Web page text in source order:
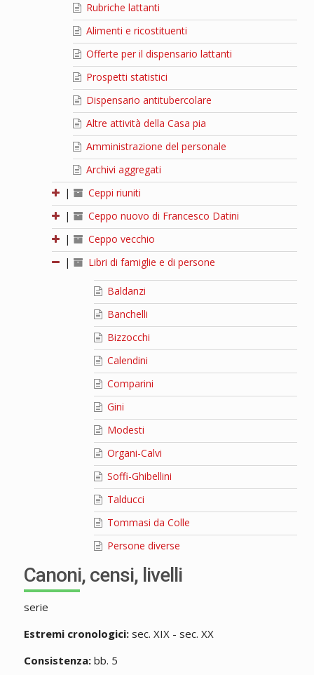
Rubriche lattanti
Alimenti e ricostituenti
Offerte per il dispensario lattanti
Prospetti statistici
Dispensario antitubercolare
Altre attività della Casa pia
Amministrazione del personale
Archivi aggregati
|
Ceppi riuniti
|
Ceppo nuovo di Francesco Datini
|
Ceppo vecchio
|
Libri di famiglie e di persone
Baldanzi
Banchelli
Bizzocchi
Calendini
Comparini
Gini
Modesti
Organi-Calvi
Soffi-Ghibellini
Talducci
Tommasi da Colle
Persone diverse
Canoni, censi, livelli
serie
Estremi cronologici:sec. XIX - sec. XX
Consistenza:bb. 5